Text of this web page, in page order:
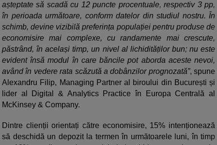
așteptate să scadă cu 12 puncte procentuale, respectiv 3 pp,
în perioada următoare, conform datelor din studiul nostru. În
schimb, devine vizibilă preferința populației pentru produse de
economisire mai complexe, cu randamente mai crescute,
păstrând, în același timp, un nivel al lichidităților bun; nu este
evident însă modul în care băncile pot aborda aceste nevoi,
având în vedere rata scăzută a dobânzilor prognozată”, spune
Alexandru Filip, Managing Partner al biroului din București și
lider al Digital & Analytics Practice în Europa Centrală al
McKinsey & Company.
Dintre clienții orientați către economisire, 15% intenționează
să deschidă un depozit la termen în următoarele luni, în timp